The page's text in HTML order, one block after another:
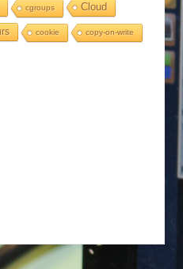
cgroups Cloud
cookie copy-on-write